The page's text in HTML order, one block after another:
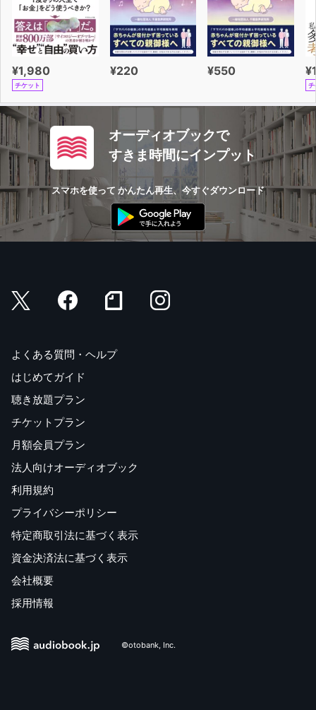
¥1,980
チケット
¥220 ¥550
チ
オーディオブックで
すきま時間にインプット
スマホを使って かんたん再生、今すぐダウンロード
よくある質問・ヘルプ
はじめてガイド
聴き放題プラン
チケットプラン
月額会員プラン
法人向けオーディオブック
利用規約
プライバシーポリシー
特定商取引法に基づく表示
資金決済法に基づく表示
会社概要
採用情報
©otobank, Inc.